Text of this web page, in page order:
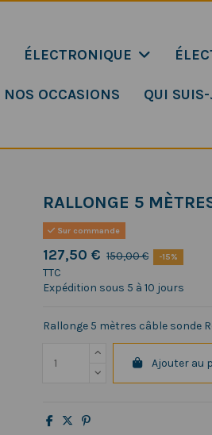
ÉLECTRONIQUE
NOS OCCASIONS QUI
RALLONGE 5
Sur commande
127,50 € 150,00 € -15%
TTC
Expédition sous 5 à 10 jours
Rallonge 5 mètres câble sonde
Ajouter au